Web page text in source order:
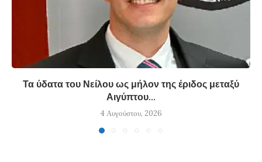
Τα ύδατα του Νείλου ως μήλον της έριδος μεταξύ
Αιγύπτου...
4 Αυγούστου, 2026